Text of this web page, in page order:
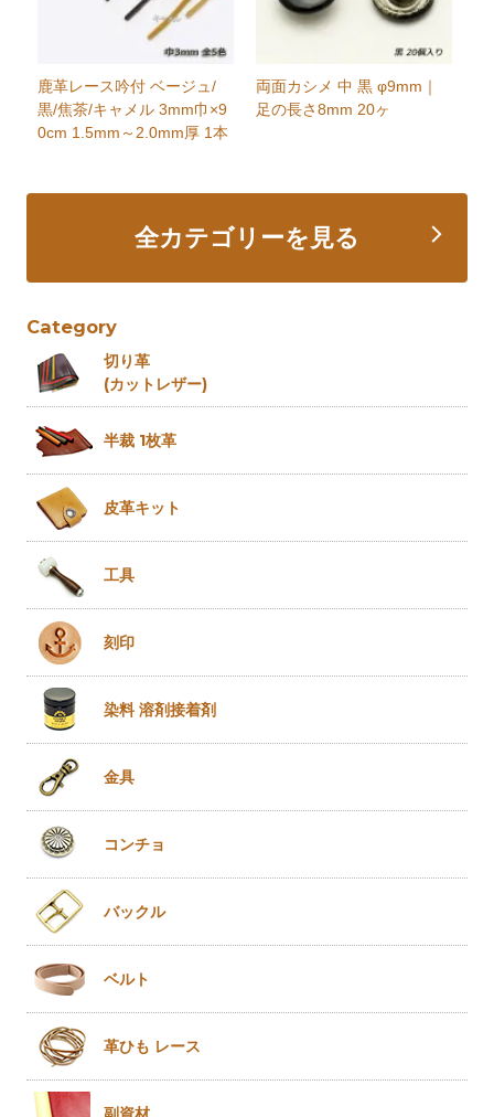
鹿革レース吟付 ベージュ/
黒/焦茶/キャメル 3mm巾×9
0cm 1.5mm～2.0mm厚 1本
両面カシメ 中 黒 φ9mm｜
足の長さ8mm 20ヶ
全カテゴリーを見る
Category
切り革
(カットレザー)
半裁 1枚革
皮革キット
工具
刻印
染料 溶剤接着剤
金具
コンチョ
バックル
ベルト
革ひも レース